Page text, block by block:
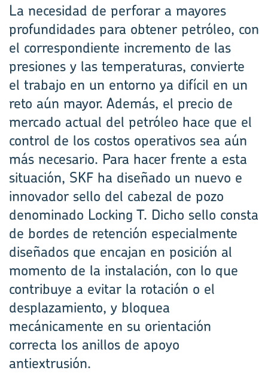
La necesidad de perforar a mayores
profundidades para obtener petróleo, con
el correspondiente incremento de las
presiones y las temperaturas, convierte
el trabajo en un entorno ya difícil en un
reto aún mayor. Además, el precio de
mercado actual del petróleo hace que el
control de los costos operativos sea aún
más necesario. Para hacer frente a esta
situación, SKF ha diseñado un nuevo e
innovador sello del cabezal de pozo
denominado Locking T. Dicho sello consta
de bordes de retención especialmente
diseñados que encajan en posición al
momento de la instalación, con lo que
contribuye a evitar la rotación o el
desplazamiento, y bloquea
mecánicamente en su orientación
correcta los anillos de apoyo
antiextrusión.